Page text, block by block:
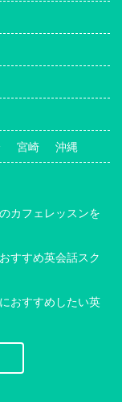
宮崎 沖縄
カフェレッスンを
すすめ英会話スク
おすすめしたい英